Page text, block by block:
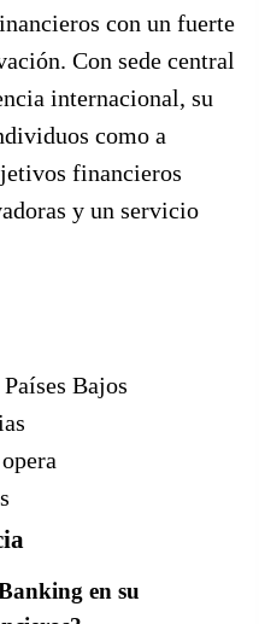
con un fuerte
Con sede central
internacional, su
como a
financieros
y un servicio
Bajos
en su